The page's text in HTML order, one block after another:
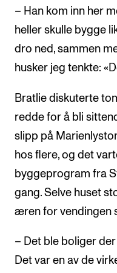
– Han kom inn her
heller skulle bygge
dro ned, sammen
husker jeg tenkte:
Bratlie diskuterte
redde for å bli
slipp på
hos flere, og det
byggeprogram fra
gang. Selve huset
æren for vendingen
– Det ble boliger
Det var en av de